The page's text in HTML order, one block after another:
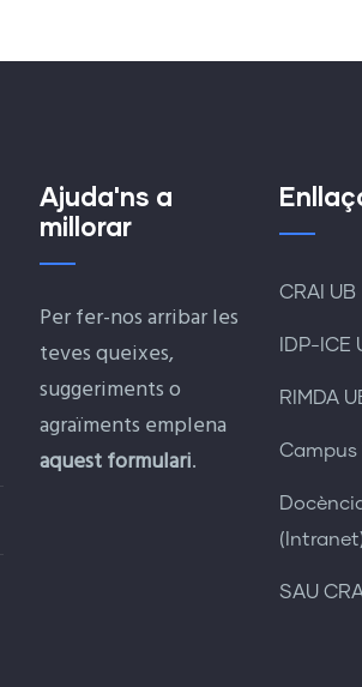
Ajuda'ns a
millorar
Per fer-nos arribar les
teves queixes,
suggeriments o
agraïments emplena
aquest formulari.
CRAI UB
IDP-ICE
RIMDA
Campus
SAU